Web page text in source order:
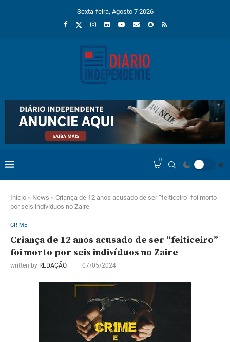
Sexta-feira, Agosto 7 2026
0
Início » News » Criança de 12 anos acusado de ser “feiticeiro” foi morto
por seis indivíduos no Zaire
CRIME
Criança de 12 anos acusado de ser “feiticeiro”
foi morto por seis indivíduos no Zaire
written by REDAÇÃO 07/05/2024